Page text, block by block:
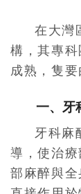
在大灣
構，其專
成熟，隻要
一、牙
牙科麻
導，使治
部麻醉與全